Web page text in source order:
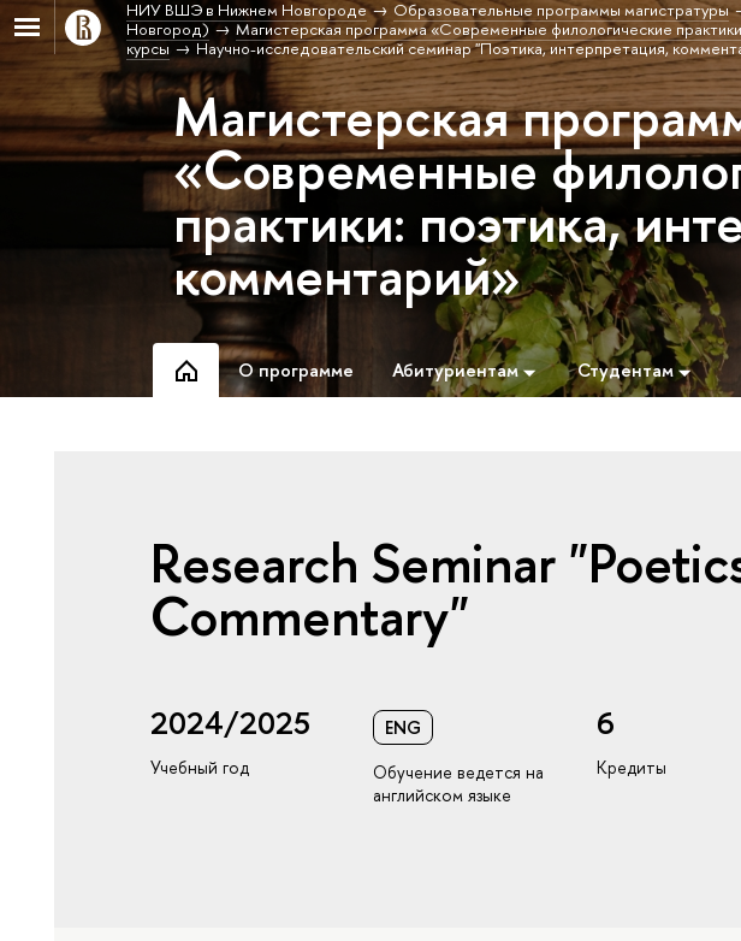
НИУ ВШЭ в Нижнем Новгороде Образовательные программы магистратуры
Новгород)
Магистерская программа «Современные филологические
курсы
Научно-исследовательский семинар "Поэтика, интерпретация,
Магистерская
«Современные
практики: поэтика,
комментарий»
О программе Абитуриентам Студентам
Research Seminar
Commentary"
2024/2025
Учебный год
ENG
Обучение ведется на
английском языке
6
Кредиты